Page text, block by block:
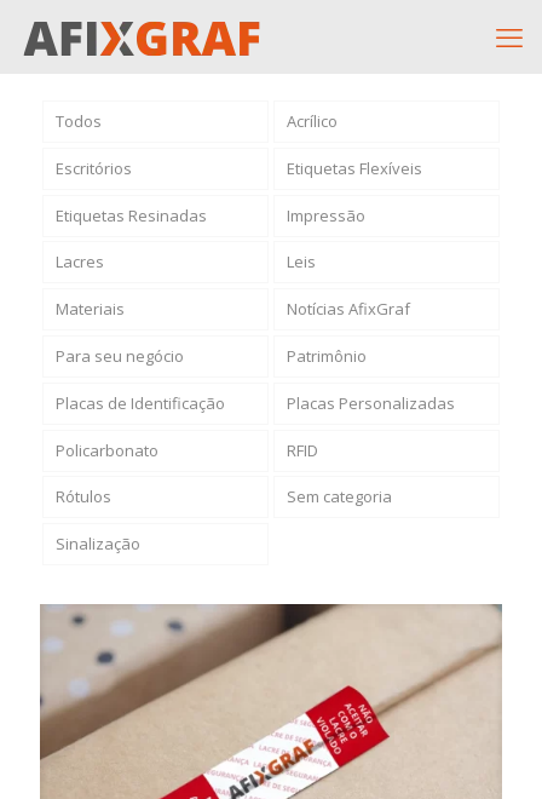
Todos Acrílico
Escritórios Etiquetas Flexíveis
Etiquetas Resinadas Impressão
Lacres Leis
Materiais Notícias AfixGraf
Para seu negócio Patrimônio
Placas de Identificação Placas Personalizadas
Policarbonato RFID
Rótulos Sem categoria
Sinalização